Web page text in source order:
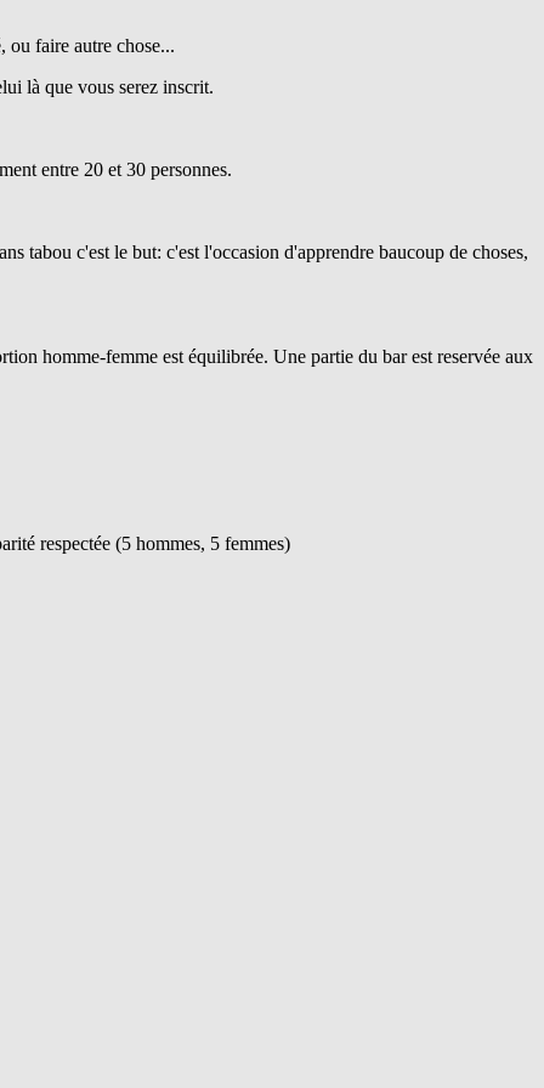
ou faire autre chose...
là que vous serez inscrit.
entre 20 et 30 personnes.
tabou c'est le but: c'est l'occasion d'apprendre baucoup de choses,
homme-femme est équilibrée. Une partie du bar est reservée aux
respectée (5 hommes, 5 femmes)